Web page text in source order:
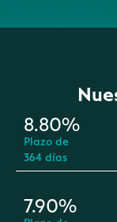
8.80%
Plazo de
364 días
7.90%
Plazo de